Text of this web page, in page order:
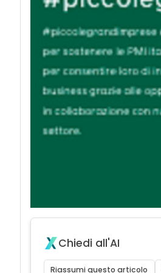
Chiedi all'AI
Riassumi questo articolo